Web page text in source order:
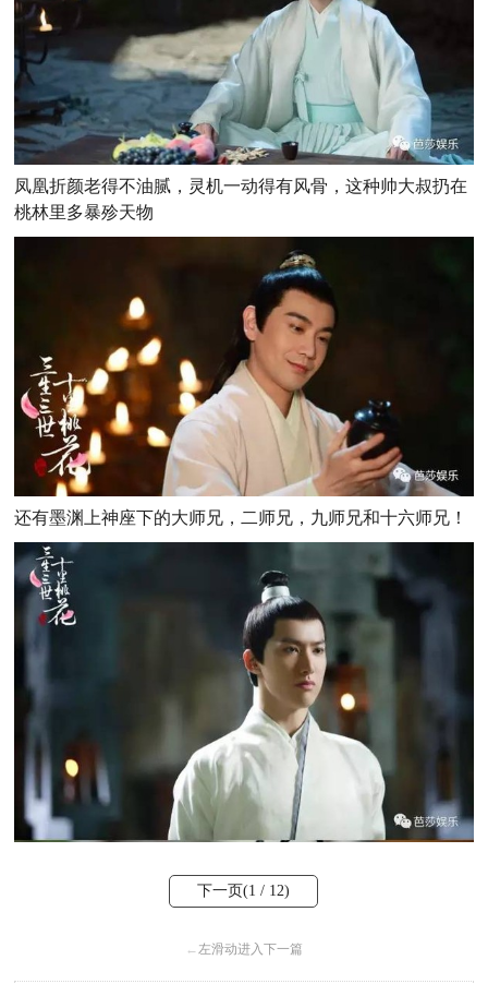
凤凰折颜老得不油腻，灵机一动得有风骨，这种帅大叔扔在
桃林里多暴殄天物
还有墨渊上神座下的大师兄，二师兄，九师兄和十六师兄！
下一页(1 / 12)
← 左滑动进入下一篇